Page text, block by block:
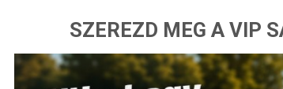
SZEREZD MEG A VIP